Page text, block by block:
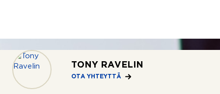
TONY RAVELIN
OTA YHTEYTTÄ